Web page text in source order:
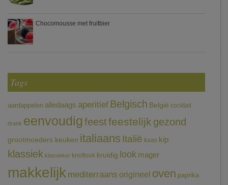
Chocomousse met fruitbier
Tags
aardappelen alledaags aperitief Belgisch België cocktail
drank eenvoudigfeestfeestelijk gezond
grootmoeders keuken italiaans Italië kaas kip
klassiek klassieker knoflook kruidig look mager
makkelijk mediterraans origineel oven paprika